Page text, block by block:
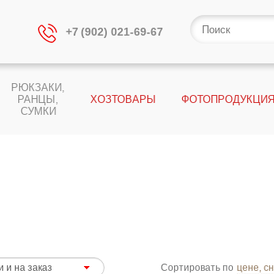
+7 (902) 021-69-67
РЮКЗАКИ,
РАНЦЫ,
СУМКИ
ХОЗТОВАРЫ ФОТОПРОДУКЦИЯ
Сортировать по